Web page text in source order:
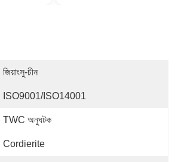
জিয়াংসু-চীন
ISO9001/ISO14001
TWC অনুঘটক
Cordierite